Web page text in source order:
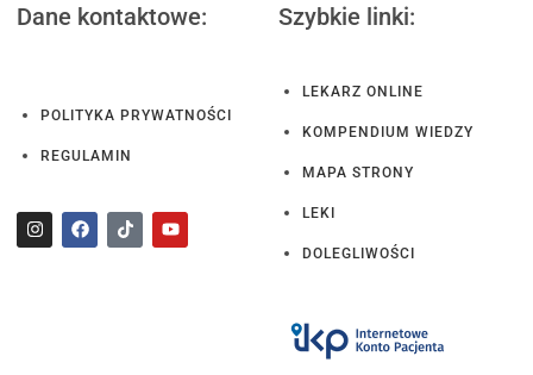
Dane kontaktowe:
POLITYKA PRYWATNOŚCI
REGULAMIN
Szybkie linki:
LEKARZ ONLINE
KOMPENDIUM WIEDZY
MAPA STRONY
LEKI
DOLEGLIWOŚCI